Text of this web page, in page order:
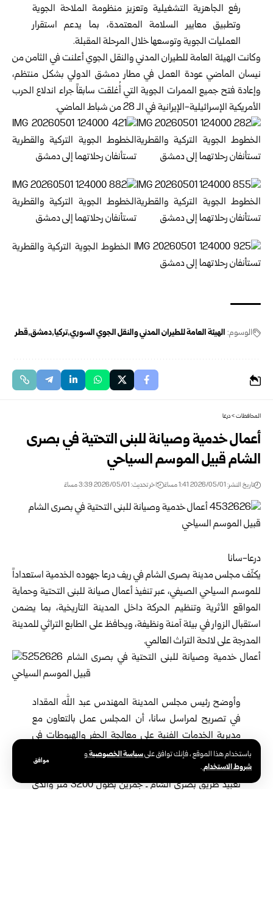
باستخدام هذا الموقع ، فإنك توافق علىسياسة الخصوصيةو
شروط الاستخدام.
موافق
رفع الجاهزية التشغيلية وتعزيز منظومة الملاحة الجوية
وتطبيق معايير السلامة المعتمدة، بما يدعم استقرار
العمليات الجوية وتوسعها خلال المرحلة المقبلة.
وكانت الهيئة العامة للطيران المدني والنقل الجوي أعلنت في الثامن من
نيسان الماضي عودة العمل في مطار دمشق الدولي بشكل منتظم،
وإعادة فتح جميع الممرات الجوية التي أُغلقت سابقاً جراء اندلاع الحرب
الأمريكية الإسرائيلية-الإيرانية في الـ 28 من شباط الماضي.
الوسوم: الهيئة العامة للطيران المدني والنقل الجوي السوري تركيا دمشق قطر
المحافظات>درعا
أعمال خدمية وصيانة للبنى التحتية في بصرى
الشام قبيل الموسم السياحي
تاريخ النشر: 2026/05/01 1:41 مساءً اخر تحديث: 2026/05/01 3:39 مساءً
درعا-سانا
يكثّف مجلس مدينة بصرى الشام في ريفدرعاجهوده الخدمية استعداداً
للموسم السياحي الصيفي، عبر تنفيذ أعمال صيانة للبنى التحتية وحماية
المواقع الأثرية وتنظيم الحركة داخل المدينة التاريخية، بما يضمن
استقبال الزوار في بيئة آمنة ونظيفة، ويحافظ على الطابع التراثي للمدينة
المدرجة على لائحة التراث العالمي.
وأوضح رئيس مجلس المدينة المهندس عبد الله المقداد
في تصريح لمراسل سانا، أن المجلس عمل بالتعاون مع
مديرية الخدمات الفنية على معالجة الحفر والهبوطات في
الطرقات الرئيسية بالمجبول الإسفلتي، وإزالة المطبات
لتأمين حركة السير، وتسهيل الخدمات للمواطنين، كما تم
تعبيد طريق بصرى الشام ـ جمرين بطول 3200 متر والذي